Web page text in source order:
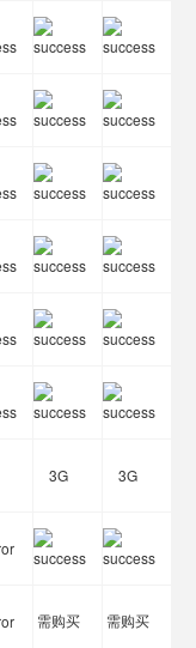
3G 3G
需购买 需购买